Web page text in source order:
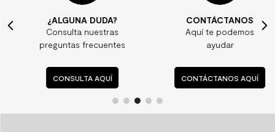
¿ALGUNA DUDA?
Consulta nuestras
preguntas frecuentes
CONSULTA AQUÍ
CONTÁCTANOS
Aquí te podemos
ayudar
CONTÁCTANOS AQUÍ